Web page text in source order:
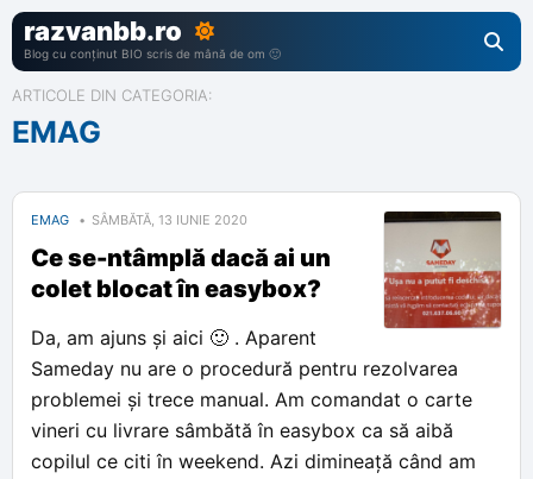
razvanbb.ro
Blog cu conținut BIO scris de mână de om 🙂
ARTICOLE DIN CATEGORIA:
EMAG
EMAG SÂMBĂTĂ, 13 IUNIE 2020
Ce se-ntâmplă dacă ai un
colet blocat în easybox?
Da, am ajuns și aici 🙂 . Aparent
Sameday nu are o procedură pentru rezolvarea
problemei și trece manual. Am comandat o carte
vineri cu livrare sâmbătă în easybox ca să aibă
copilul ce citi în weekend. Azi dimineață când am